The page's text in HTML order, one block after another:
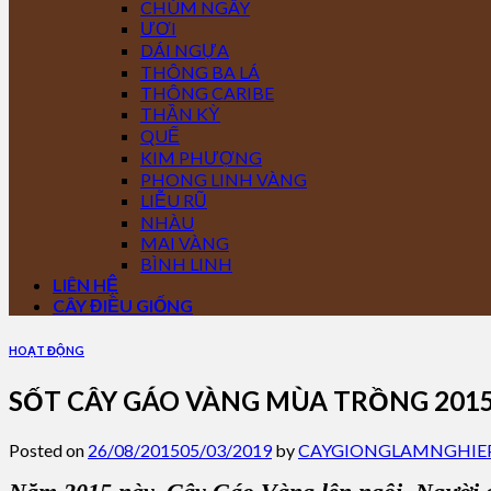
CHÙM NGÂY
ƯƠI
DÁI NGỰA
THÔNG BA LÁ
THÔNG CARIBE
THẦN KỲ
QUẾ
KIM PHƯỢNG
PHONG LINH VÀNG
LIỄU RŨ
NHÀU
MAI VÀNG
BÌNH LINH
LIÊN HỆ
CÂY ĐIỀU GIỐNG
HOẠT ĐỘNG
SỐT CÂY GÁO VÀNG MÙA TRỒNG
Posted on 26/08/201505/03/2019by